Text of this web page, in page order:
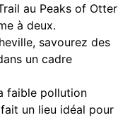
au Peaks of Otter
à deux.
savourez des
un cadre
faible pollution
un lieu idéal pour